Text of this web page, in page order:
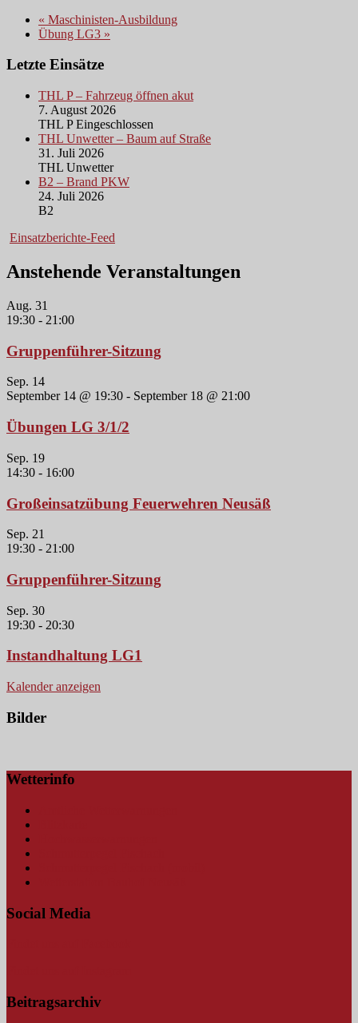
« Maschinisten-Ausbildung
Übung LG3 »
Letzte Einsätze
THL P – Fahrzeug öffnen akut
7. August 2026
THL P Eingeschlossen
THL Unwetter – Baum auf Straße
31. Juli 2026
THL Unwetter
B2 – Brand PKW
24. Juli 2026
B2
Einsatzberichte-Feed
Anstehende Veranstaltungen
Aug. 31
19:30 - 21:00
Gruppenführer-Sitzung
Sep. 14
September 14 @ 19:30 - September 18 @ 21:00
Übungen LG 3/1/2
Sep. 19
14:30 - 16:00
Großeinsatzübung Feuerwehren Neusäß
Sep. 21
19:30 - 21:00
Gruppenführer-Sitzung
Sep. 30
19:30 - 20:30
Instandhaltung LG1
Kalender anzeigen
Bilder
Wetterinfo
Social Media
Beitragsarchiv